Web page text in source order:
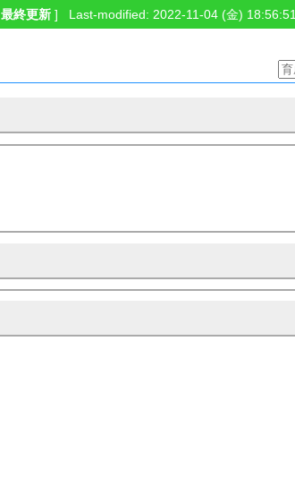
最終更新] Last-modified: 2022-11-04 (金) 18:56:51